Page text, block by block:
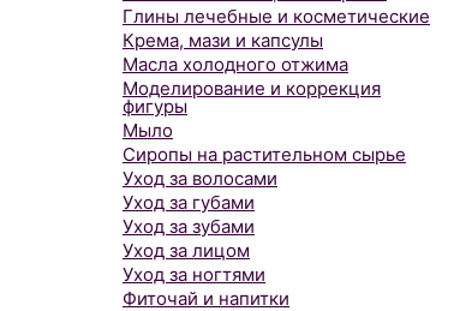
Глины лечебные и косметические
Крема, мази и капсулы
Масла холодного отжима
Моделирование и коррекция
фигуры
Мыло
Сиропы на растительном сырье
Уход за волосами
Уход за губами
Уход за зубами
Уход за лицом
Уход за ногтями
Фиточай и напитки